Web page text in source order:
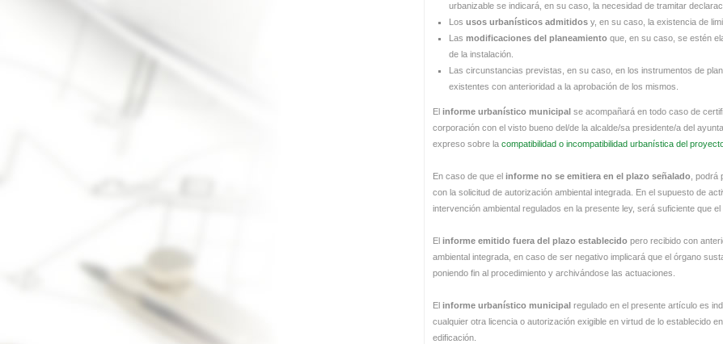
urbanizable se indicará, en su caso, la necesidad de tramitar
Los usos urbanísticos admitidosy, en su caso, la existencia de
Lasmodificaciones del planeamiento que, en su caso, se estén
de la instalación.
Las circunstancias previstas, en su caso, en los instrumentos de
existentes con anterioridad a la aprobación de los mismos.
Elinforme urbanístico municipal se acompañará en todo caso de
corporación con el visto bueno del/de la alcalde/sa presidente/a del
expreso sobre la compatibilidad o incompatibilidad urbanística del
En caso de que el informe no se emitiera en el plazo señalado ,
con la solicitud de autorización ambiental integrada. En el supuesto de
intervención ambiental regulados en la presente ley, será suficiente que
Elinforme emitido fuera del plazo establecido pero recibido con
ambiental integrada, en caso de ser negativo implicará que el órgano
poniendo fin al procedimiento y archivándose las actuaciones.
Elinforme urbanístico municipal regulado en el presente artículo es
cualquier otra licencia o autorización exigible en virtud de lo establecido
edificación.